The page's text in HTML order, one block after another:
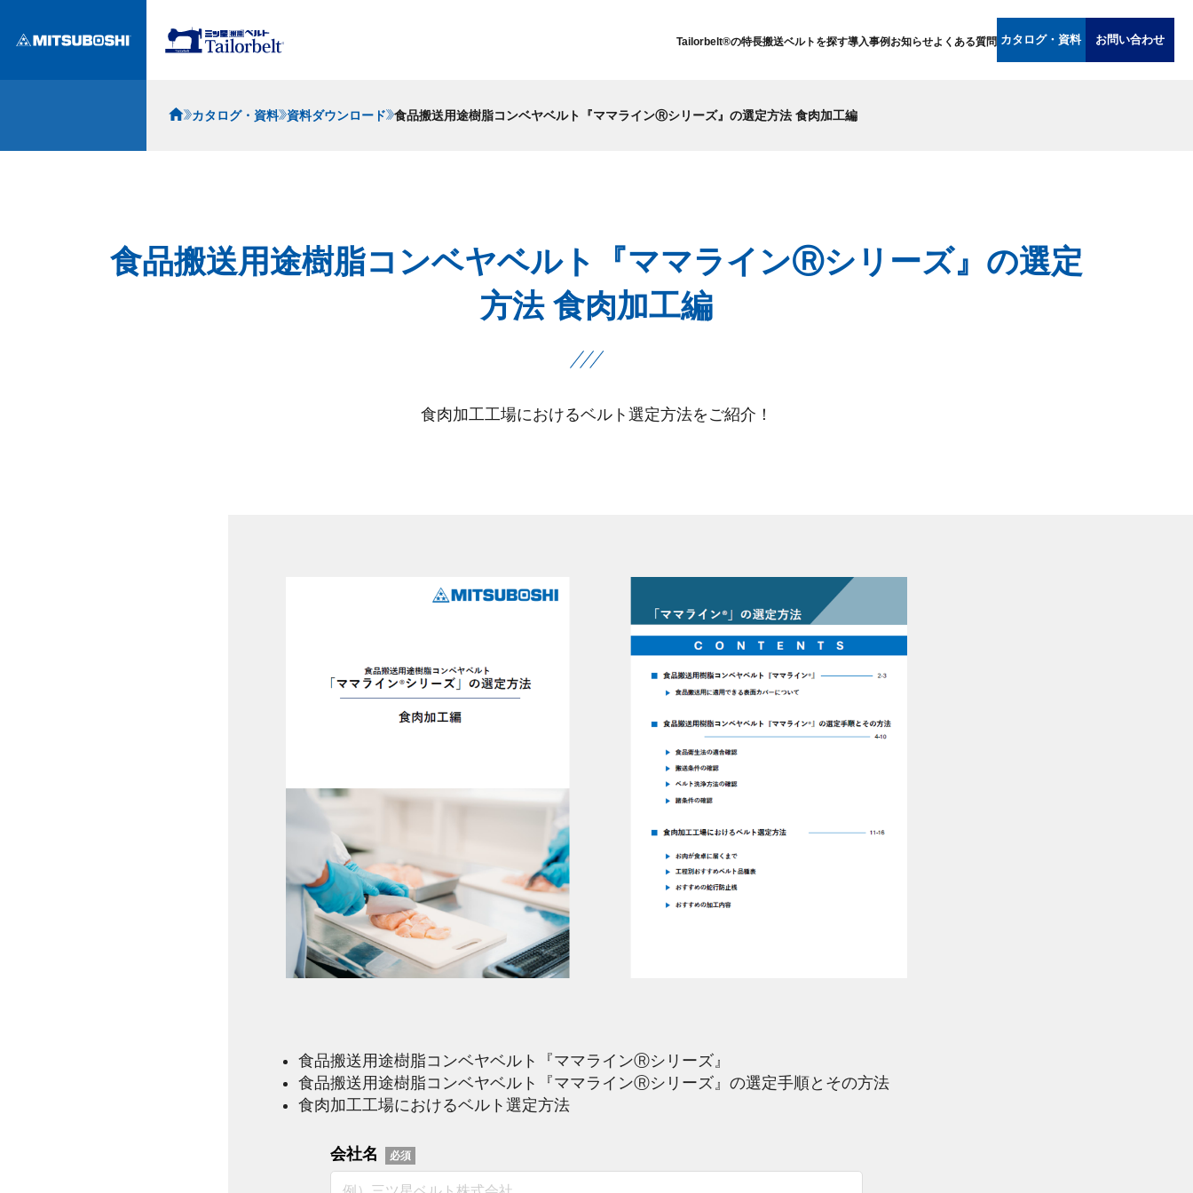
Tailorbelt®の特長搬送ベルトを探す導入事例 お知らせよくある質問 カタログ・資料 お問い合わせ
カタログ・資料 資料ダウンロード 食品搬送用途樹脂コンベヤベルト『ママラインⓇシリーズ』の選定方法 食肉加工編
食品搬送用途樹脂コンベヤベルト『ママラインⓇシリーズ』の選定
方法 食肉加工編
食肉加工工場におけるベルト選定方法をご紹介！
食品搬送用途樹脂コンベヤベルト『ママラインⓇシリーズ』
食品搬送用途樹脂コンベヤベルト『ママラインⓇシリーズ』の選定手順とその方法
食肉加工工場におけるベルト選定方法
会社名